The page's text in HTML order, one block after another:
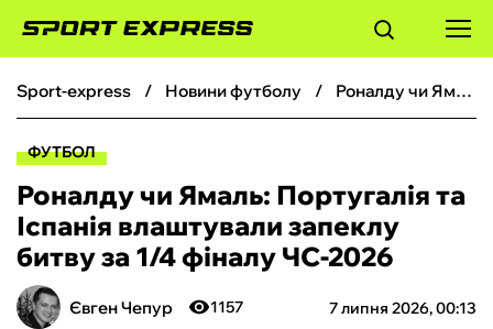
ФУТБОЛ
БОКС
ХОКЕЙ
sport-express новини футболу Роналду чи Ямаль: Португалія та Іспанія влаштували запеклу битву за 1/4 фіналу ЧС-2026
ФУТБОЛ
Роналду чи Ямаль: Португалія та
Іспанія влаштували запеклу
битву за 1/4 фіналу ЧС-2026
Євген Чепур 7 липня 2026, 00:13
1157